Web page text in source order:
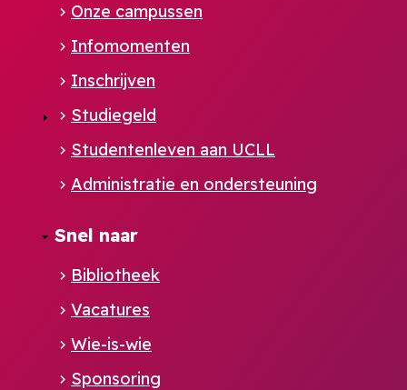
Footer
NL
Onze campussen
Infomomenten
Inschrijven
Studiegeld
Studentenleven aan UCLL
Administratie en ondersteuning
Snel naar
Bibliotheek
Vacatures
Wie-is-wie
Sponsoring